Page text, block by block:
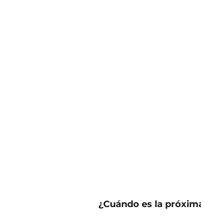
¿Cuándo es la